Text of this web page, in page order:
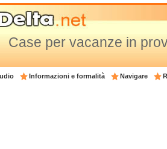
Case per vacanze in
Informazioni e formalità Navigare